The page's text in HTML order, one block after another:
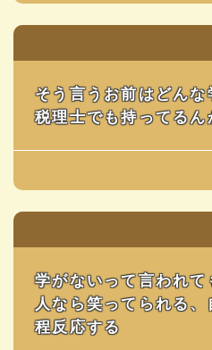
そう言うお前はどんな
税理士でも持ってるん
学がないって言われ
人なら笑ってられる
程反応する